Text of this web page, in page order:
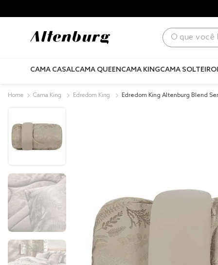
O que você
CAMA CASALCAMA QUEENCAMA KINGCAMA SOLTEIRO
Cama King Edredom King
Edredom King Altenburg Blend